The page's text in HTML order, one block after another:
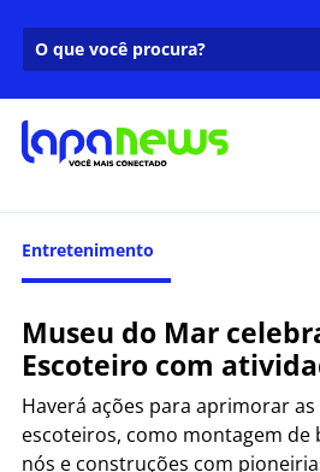
Entretenimento
Museu do Mar
Escoteiro com
Haverá ações para aprimorar
escoteiros, como montagem de
nós e construções com